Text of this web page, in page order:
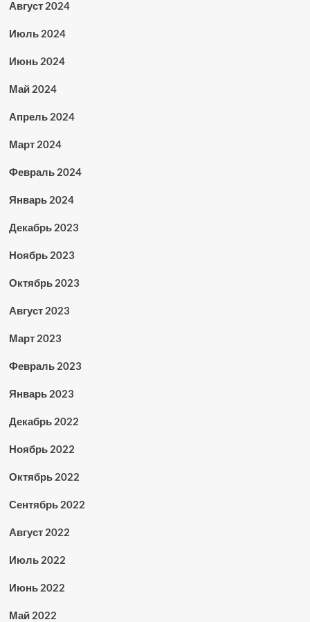
Август 2024
Июль 2024
Июнь 2024
Май 2024
Апрель 2024
Март 2024
Февраль 2024
Январь 2024
Декабрь 2023
Ноябрь 2023
Октябрь 2023
Август 2023
Март 2023
Февраль 2023
Январь 2023
Декабрь 2022
Ноябрь 2022
Октябрь 2022
Сентябрь 2022
Август 2022
Июль 2022
Июнь 2022
Май 2022